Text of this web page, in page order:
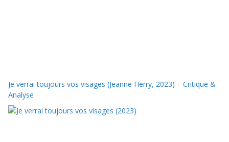
Je verrai toujours vos visages (Jeanne Herry, 2023) – Critique &
Analyse